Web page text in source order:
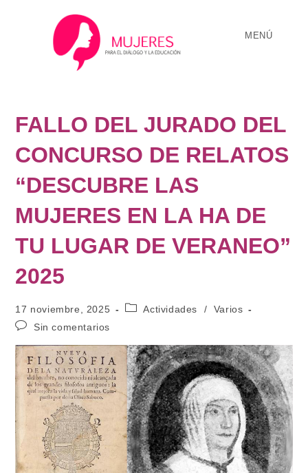
MENÚ
FALLO DEL JURADO DEL
CONCURSO DE RELATOS
“DESCUBRE LAS
MUJERES EN LA HA DE
TU LUGAR DE VERANEO”
2025
17 noviembre, 2025 Actividades /
Varios
Sin comentarios